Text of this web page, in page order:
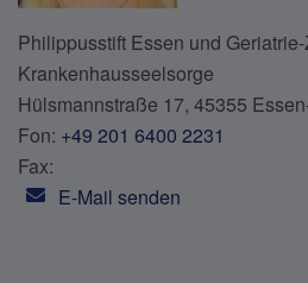
Philippusstift Essen und
Krankenhausseelsorge
Hülsmannstraße 17, 45355
Fon: +49 201 6400 2231
Fax:
E-Mail senden